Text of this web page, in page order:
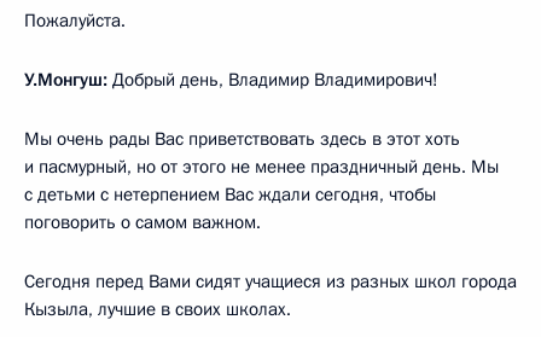
Пожалуйста.
У.Монгуш: Добрый день, Владимир Владимирович!
Мы очень рады Вас приветствовать здесь в этот хоть
и пасмурный, но от этого не менее праздничный день. Мы
с детьми с нетерпением Вас ждали сегодня, чтобы
поговорить о самом важном.
Сегодня перед Вами сидят учащиеся из разных школ города
Кызыла, лучшие в своих школах.